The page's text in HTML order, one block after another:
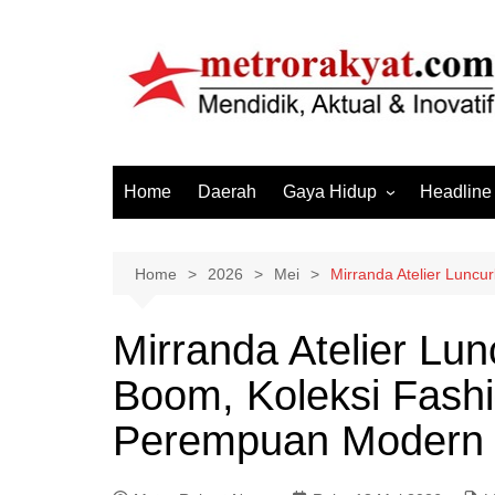
Home Daerah Gaya Hidup
Hiburan
Olahraga
Otomotif
Headline
Home 2026 Mei Mirranda Atelier
Mirranda Atelier
Boom, Koleksi
Perempuan Modern